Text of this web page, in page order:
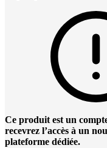
Ce produit est un
recevrez l’accès à un
plateforme dédiée.